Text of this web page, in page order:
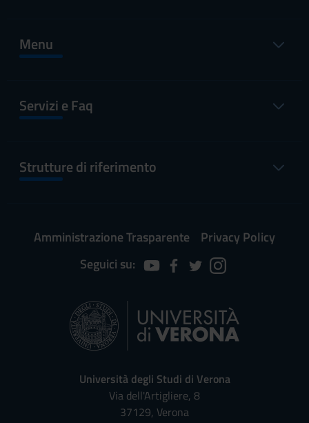
Menu
Servizi e Faq
Strutture di riferimento
Amministrazione Trasparente
Privacy Policy
Seguici su:
Università degli Studi di Verona
Via dell'Artigliere, 8
37129, Verona